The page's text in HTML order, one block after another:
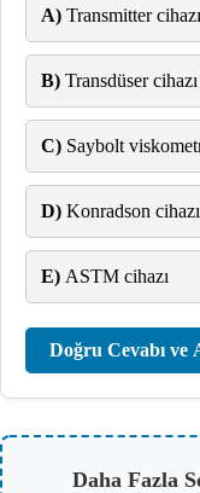
A) Transmitter cihazı
B) Transdüser cihazı
C) Saybolt
D) Konradson cihazı
E) ASTM cihazı
Doğru Cevabı ve
Daha Fazla